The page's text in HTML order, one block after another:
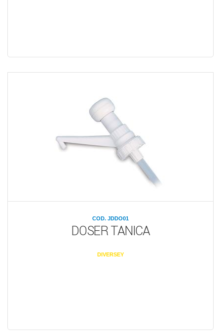
COD. JDDO01
DOSER TANICA
DIVERSEY